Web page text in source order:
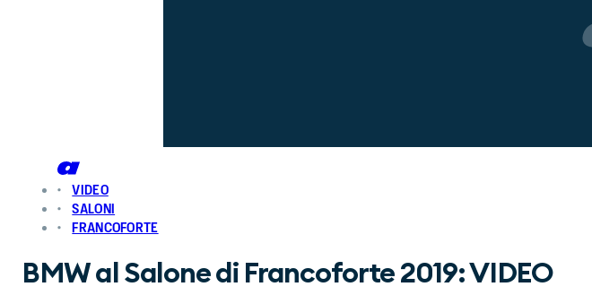
VIDEO
SALONI
FRANCOFORTE
BMW al Salone di Francoforte 2019: VIDEO